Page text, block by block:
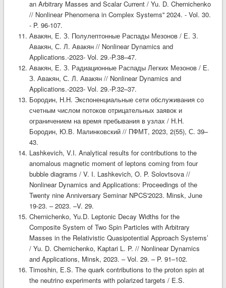
an Arbitrary Masses and Scalar Current / Yu. D. Chernichenko
// Nonlinear Phenomena in Complex Systems'' 2024. - Vol. 30.
- P. 96-107.
Авакян, Е. З. Полулептонные Распады Мезонов / Е. З.
Авакян, С. Л. Авакян // Nonlinear Dynamics and
Applications.-2023- Vol. 29.-P.38–47.
Авакян, Е. З. Радиационные Распады Легких Мезонов / Е.
З. Авакян, С. Л. Авакян // Nonlinear Dynamics and
Applications.-2023- Vol. 29.-P.32–37.
Бородин, Н.Н. Экспоненциальные сети обслуживания со
счетным числом потоков отрицательных заявок и
ограничением на время пребывания в узлах / Н.Н.
Бородин, Ю.В. Малинковский // ПФМТ, 2023, 2(55), С. 39–
43.
Lashkevich, V.I. Analytical results for contributions to the
anomalous magnetic moment of leptons coming from four
bubble diagrams / V. I. Lashkevich, O. P. Solovtsova //
Nonlinear Dynamics and Applications: Proceedings of the
Twenty nine Anniversary Seminar NPCS'2023. Minsk, June
19-23. – 2023. –V. 29.
Chernichenko, Yu.D. Leptonic Decay Widths for the
Composite System of Two Spin Particles with Arbitrary
Masses in the Relativistic Quasipotential Approach Systems’
/ Yu. D. Chernichenko, Kaptari L. P. // Nonlinear Dynamics
and Applications, Minsk, 2023. – Vol. 29. – P. 91–102.
Timoshin, Е.S. The quark contributions to the proton spin at
the neutrino experiments with polarized targets / E.S.